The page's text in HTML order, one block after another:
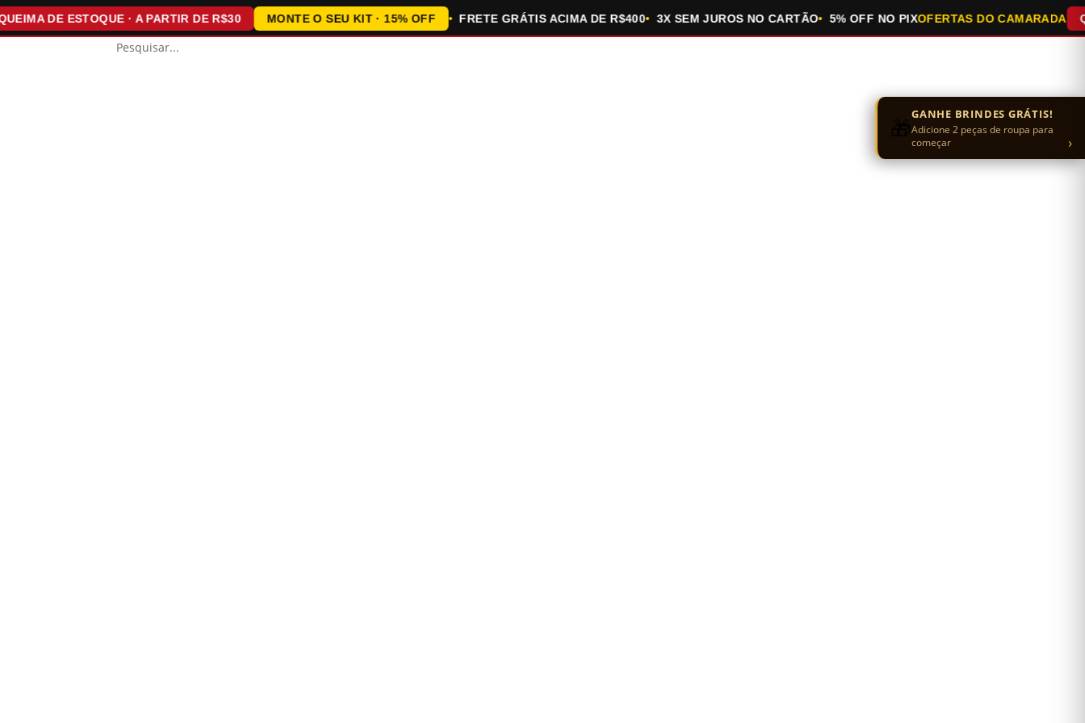
DE ESTOQUE · A PARTIR DE R$30 MONTE O SEU KIT · 15% OFF FRETE GRÁTIS ACIMA DE R$400 3X SEM JUROS NO CARTÃO 5% OFF NO PIX OFERTAS DO CAMARADA
🎁GANHE BRINDES GRÁTIS!
Adicione 2 peças de roupa para
começar
›